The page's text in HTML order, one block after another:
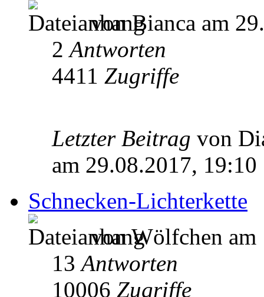
von Bianca am
2Antworten
4411 Zugriffe
Letzter Beitrag von
am 29.08.2017, 19:10
Schnecken-Lichterkette
von Wölfchen am
13Antworten
10006 Zugriffe